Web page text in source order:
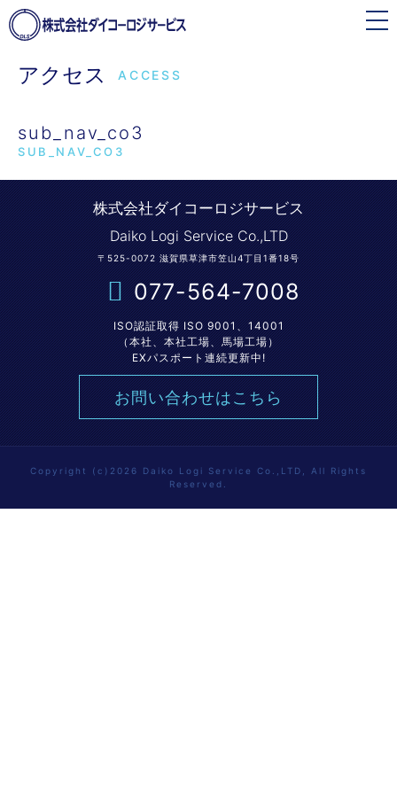
toggle
navigation
アクセス ACCESS
sub_nav_co3
SUB_NAV_CO3
株式会社ダイコーロジサービス
Daiko Logi Service Co.,LTD
〒525-0072 滋賀県草津市笠山4丁目1番18号
077-564-7008
ISO認証取得 ISO 9001、14001
（本社、本社工場、馬場工場）
EXパスポート連続更新中!
お問い合わせはこちら
Copyright (c)2026 Daiko Logi Service Co.,LTD, All Rights
Reserved.